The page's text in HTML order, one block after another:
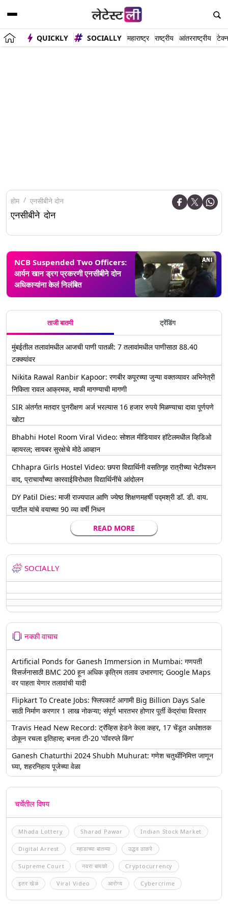
QUICKLY SOCIALLY महाराष्ट्र राष्ट्रीय आंतरराष्ट्रीय
होम एनसीबीने दोन
एनसीबीने दोन
NCB Suspended Two Officers:
आर्यन खान ड्रग प्रकरणी एनसीबीने दोन
अधिकाऱ्यांना केलं निलंबित
ताजी बातमी ट्रेंडिंग
मुंबईतील तलावांमधील आजची पाणी पातळी: 7 तलावांमधील पाणीसाठा 88.40
टक्क्यांवर
Nikita Rawal Ranbir Kapoor: रणबीर कपूरच्या जुन्या वक्तव्यावर अभिनेत्री
निकिता रावल आक्रमक, माफी मागण्याची मागणी
SIR अंतर्गत मतदार पुनरीक्षण अर्ज भरल्यास 16 हजार रुपये मिळण्याचा दावा पूर्णपणे
खोटा
Bhabhi Hotel Room Viral Video: सोशल मीडियावर हॉटेलमधील व्हिडिओ
व्हायरल; सायबर सुरक्षेचे मोठे आव्हान
Chhapra Girls Hostel Video: छपरा विद्यार्थिनी वसतिगृह रात्रीच्या भेटीवरून
वाद, प्राचार्यांच्या कारवाईविरोधात विद्यार्थिनींचे आंदोलन
DY Patil Dies: माजी राज्यपाल आणि ज्येष्ठ शिक्षणमहर्षी पद्मश्री डॉ. डी. वाय.
पाटील यांचे वयाच्या 90 व्या वर्षी निधन
READ MORE
SOCIALLY
नक्की वाचाच
Artificial Ponds for Ganesh Immersion in Mumbai: गणपती
विसर्जनासाठी BMC 200 हून अधिक कृत्रिम तलाव उभारणार; Google Maps
वर पाहता येणार तलावांची यादी
Flipkart To Create Jobs: फ्लिपकार्ट आगामी Big Billion Days Sale
साठी निर्माण करणार 1 लाख नोकऱ्या; संपूर्ण भारतभर होणार पूर्ती केंद्रांचा विस्तार
Travis Head New Record: ट्रॅव्हिस हेडने केला कहर, 17 चेंडूत अर्धशतक
ठोकून रचला इतिहास; बनला टी-20 'पॉवरप्ले किंग'
Ganesh Chaturthi 2024 Shubh Muhurat: गणेश चतुर्थीनिमित्त जाणून
घ्या, शहरनिहाय पूजेच्या वेळा
चर्चेतील विषय
Mhada Lottery Sharad Pawar Indian Stock Market
Digital Arrest म्हाडाच्या बातम्या उद्धव ठाकरे
Supreme Court नवरा बायको Cryptocurrency
इतर खेळ Viral Video आरोग्य Cybercrime